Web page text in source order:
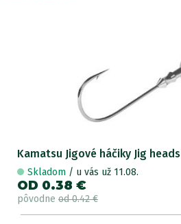
Kamatsu Jigové háčiky Jig heads
Skladom / u vás už 11.08.
OD 0.38 €
pôvodne od 0.42 €